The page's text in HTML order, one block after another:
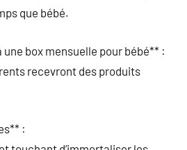
que bébé.
box mensuelle pour bébé** :
recevront des produits
: